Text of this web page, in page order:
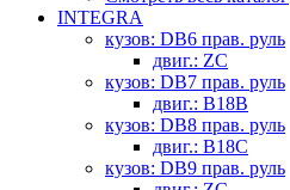
INTEGRA
кузов: DB6 прав. руль
двиг.: ZC
кузов: DB7 прав. руль
двиг.: B18B
кузов: DB8 прав. руль
двиг.: B18C
кузов: DB9 прав. руль